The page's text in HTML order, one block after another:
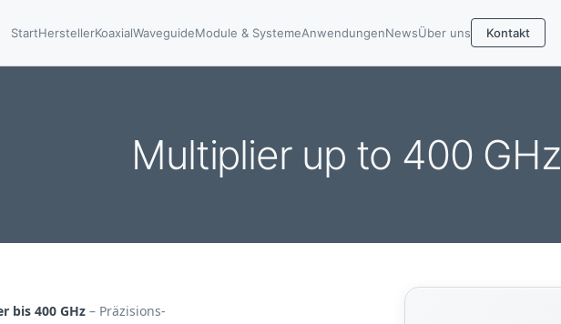
StartHerstellerKoaxialWaveguideModule & SystemeAnwendungenNewsÜber uns Kontakt
Multiplier up to 400 GHz
bis 400 GHz – Präzisions-